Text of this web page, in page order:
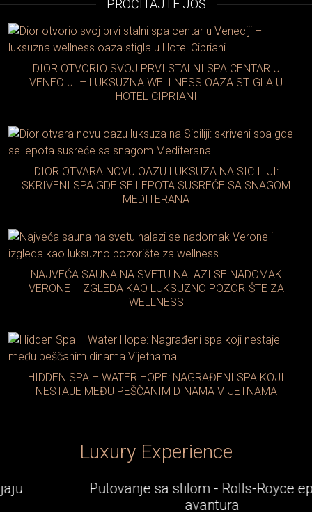
PROČITAJTE JOŠ
DIOR OTVORIO SVOJ PRVI STALNI SPA CENTAR U
VENECIJI – LUKSUZNA WELLNESS OAZA STIGLA U
HOTEL CIPRIANI
DIOR OTVARA NOVU OAZU LUKSUZA NA SICILIJI:
SKRIVENI SPA GDE SE LEPOTA SUSREĆE SA SNAGOM
MEDITERANA
NAJVEĆA SAUNA NA SVETU NALAZI SE NADOMAK
VERONE I IZGLEDA KAO LUKSUZNO POZORIŠTE ZA
WELLNESS
HIDDEN SPA – WATER HOPE: NAGRAĐENI SPA KOJI
NESTAJE MEĐU PEŠČANIM DINAMA VIJETNAMA
Luxury Experience
Putovanje sa stilom - Rolls-Royce epska